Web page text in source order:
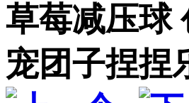
草莓减压球
宠团子捏捏